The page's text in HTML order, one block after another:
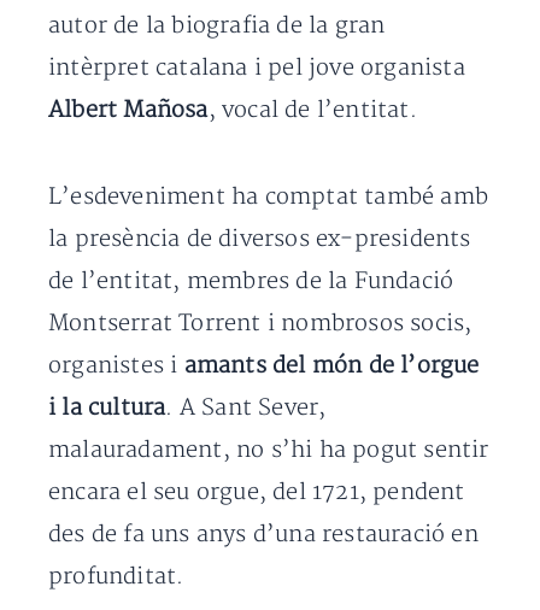
autor de la biografia de la gran
intèrpret catalana i pel jove organista
Albert Mañosa, vocal de l’entitat.
L’esdeveniment ha comptat també amb
la presència de diversos ex-presidents
de l’entitat, membres de la Fundació
Montserrat Torrent i nombrosos socis,
organistes i amants del món de l’orgue
i la cultura. A Sant Sever,
malauradament, no s’hi ha pogut sentir
encara el seu orgue, del 1721, pendent
des de fa uns anys d’una restauració en
profunditat.